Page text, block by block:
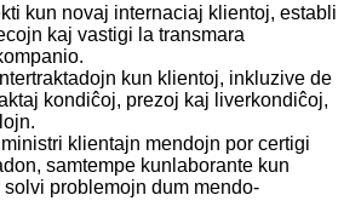
kun novaj internaciaj klientoj, establi
kaj vastigi la transmara
kun klientoj, inkluzive de
kondiĉoj, prezoj kaj liverkondiĉoj,
klientajn mendojn por certigi
samtempe kunlaborante kun
problemojn dum mendo-